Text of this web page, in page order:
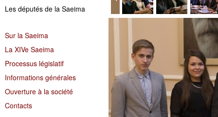
Les députés de la Saeima
Sur la Saeima
La XIVe Saeima
Processus législatif
Informations générales
Ouverture à la société
Contacts